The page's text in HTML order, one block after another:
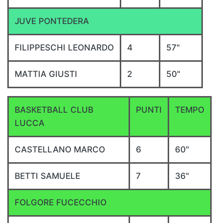
JUVE PONTEDERA
FILIPPESCHI LEONARDO 4 57"
MATTIA GIUSTI 2 50"
BASKETBALL CLUB
LUCCA
PUNTI TEMPO
CASTELLANO MARCO 6 60"
BETTI SAMUELE 7 36"
FOLGORE FUCECCHIO